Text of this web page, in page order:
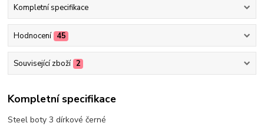
Kompletní specifikace
Hodnocení 45
Související zboží 2
Kompletní specifikace
Steel boty 3 dírkové černé